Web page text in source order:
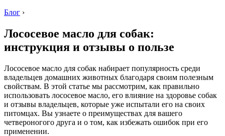
Блог ›
Лососевое масло для собак:
инструкция и отзывы о пользе
Лососевое масло для собак набирает популярность среди
владельцев домашних животных благодаря своим полезным
свойствам. В этой статье мы рассмотрим, как правильно
использовать лососевое масло, его влияние на здоровье собак
и отзывы владельцев, которые уже испытали его на своих
питомцах. Вы узнаете о преимуществах для вашего
четвероногого друга и о том, как избежать ошибок при его
применении.